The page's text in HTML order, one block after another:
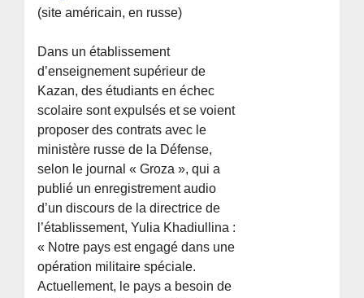
(site américain, en russe)
Dans un établissement
d’enseignement supérieur de
Kazan, des étudiants en échec
scolaire sont expulsés et se voient
proposer des contrats avec le
ministère russe de la Défense,
selon le journal « Groza », qui a
publié un enregistrement audio
d’un discours de la directrice de
l’établissement, Yulia Khadiullina :
« Notre pays est engagé dans une
opération militaire spéciale.
Actuellement, le pays a besoin de